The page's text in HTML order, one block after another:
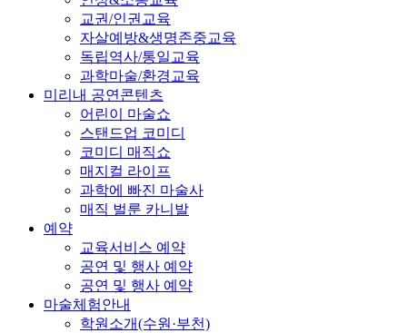
교권/인권교육
자살예방&생명존중교육
독립역사/통일교육
과학마술/환경교육
미리내 공연콘텐츠
어린이 마술쇼
스탠드업 코미디
코미디 매직쇼
매지컬 라이프
과학에 빠진 마술사
매직 벌룬 카니발
예약
교육서비스 예약
공연 및 행사 예약
공연 및 행사 예약
마술체험안내
학원소개(수원·부천)